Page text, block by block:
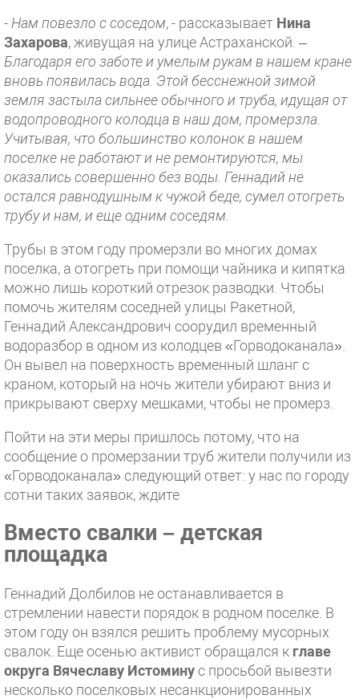
- Нам повезло с соседом, - рассказывает Нина
Захарова, живущая на улице Астраханской. –
Благодаря его заботе и умелым рукам в нашем кране
вновь появилась вода. Этой бесснежной зимой
земля застыла сильнее обычного и труба, идущая от
водопроводного колодца в наш дом, промерзла.
Учитывая, что большинство колонок в нашем
поселке не работают и не ремонтируются, мы
оказались совершенно без воды. Геннадий не
остался равнодушным к чужой беде, сумел отогреть
трубу и нам, и еще одним соседям.
Трубы в этом году промерзли во многих домах
поселка, а отогреть при помощи чайника и кипятка
можно лишь короткий отрезок разводки. Чтобы
помочь жителям соседней улицы Ракетной,
Геннадий Александрович соорудил временный
водоразбор в одном из колодцев «Горводоканала».
Он вывел на поверхность временный шланг с
краном, который на ночь жители убирают вниз и
прикрывают сверху мешками, чтобы не промерз.
Пойти на эти меры пришлось потому, что на
сообщение о промерзании труб жители получили из
«Горводоканала» следующий ответ: у нас по городу
сотни таких заявок, ждите
Вместо свалки – детская
площадка
Геннадий Долбилов не останавливается в
стремлении навести порядок в родном поселке. В
этом году он взялся решить проблему мусорных
свалок. Еще осенью активист обращался к главе
округа Вячеславу Истомину с просьбой вывезти
несколько поселковых несанкционированных